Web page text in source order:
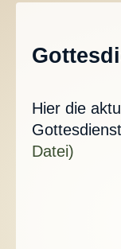
Hier die
Datei)